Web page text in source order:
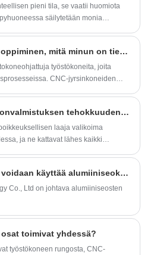
pieni tila, se vaatii huomiota
säilytetään monia
Kuinka valita kylpyhuonetarvikkeet?
huomiota kylpyhuonetarvikkeita
eivät ole kovin selkeitä, Xiamen
CNC-jyrsinkoneiden oppiminen, mitä minun on tiedettävä ensin?
työstökoneita, joita
CNC-jyrsinkoneiden
Huaner-leimaus: Autonvalmistuksen tehokkuuden ja innovaatioiden lisääminen
laaja valikoima
ja ne kattavat lähes kaikki
Mitä pintakäsittelyjä voidaan käyttää alumiiniseoksesta valmistettuihin painevaluihin?
Co., Ltd on johtava alumiiniseosten
toimivat yhdessä?
työstökoneen rungosta, CNC-